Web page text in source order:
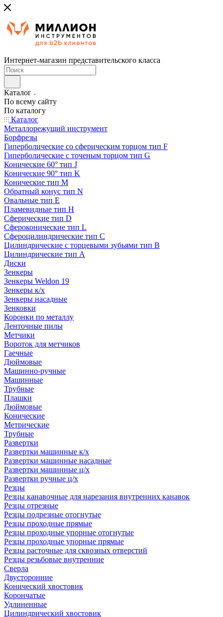
Интернет-магазин представительского класса
Каталог
По всему сайту
По каталогу
Каталог
Металлорежущий инструмент
Борфрезы
Гиперболические cо сферическим торцом тип F
Гиперболические с точеным торцом тип G
Конические 60° тип J
Конические 90° тип K
Конические тип M
Обратный конус тип N
Овальные тип E
Пламевидные тип H
Сферические тип D
Сфероконические тип L
Сфероцилиндрические тип C
Цилиндрические с торцевыми зубьями тип B
Цилиндрические тип А
Диски
Зенкеры
Зенкеры Weldon 19
Зенкеры к/х
Зенкеры насадные
Зенковки
Коронки по металлу
Ленточные пилы
Метчики
Вороток для метчиков
Гаечные
Дюймовые
Машинно-ручные
Машинные
Трубные
Плашки
Дюймовые
Конические
Метрические
Трубные
Развертки
Развертки машинные к/х
Развертки машинные насадные
Развертки машинные ц/х
Развертки ручные ц/х
Резцы
Резцы канавочные для нарезания внутренних канавок
Резцы отрезные
Резцы подрезные отогнутые
Резцы проходные прямые
Резцы проходные упорные отогнутые
Резцы проходные упорные прямые
Резцы расточные для сквозных отверстий
Резцы резьбовые внутренние
Сверла
Двусторонние
Конический хвостовик
Корончатые
Удлиненные
Цилиндрический хвостовик